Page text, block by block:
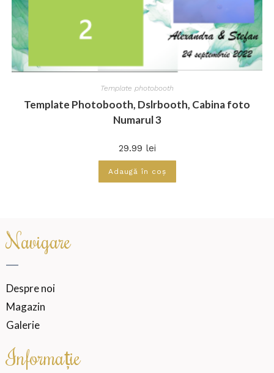
Template photobooth
Template Photobooth, Dslrbooth, Cabina foto
Numarul 3
29.99 lei
Adaugă în coș
Navigare
Despre noi
Magazin
Galerie
Informație